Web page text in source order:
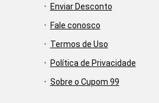
Enviar Desconto
Fale conosco
Termos de Uso
Política de Privacidade
Sobre o Cupom 99